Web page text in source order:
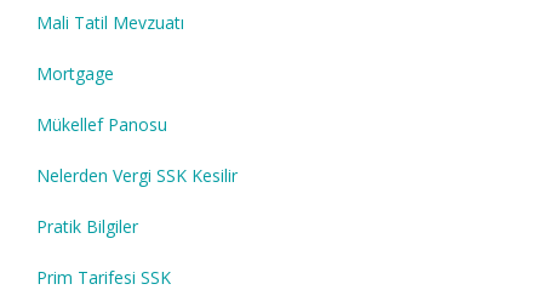
Mali Tatil Mevzuatı
Mortgage
Mükellef Panosu
Nelerden Vergi SSK Kesilir
Pratik Bilgiler
Prim Tarifesi SSK